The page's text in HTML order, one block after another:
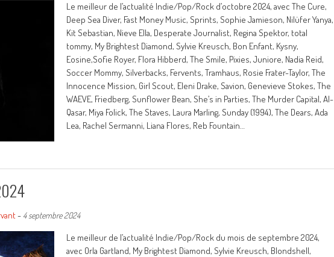
Le meilleur de l’actualité Indie/Pop/Rock d’octobre 2024, avec The Cure,
Deep Sea Diver, Fast Money Music, Sprints, Sophie Jamieson, Nilüfer Yanya,
Kit Sebastian, Nieve Ella, Desperate Journalist, Regina Spektor, total
tommy, My Brightest Diamond, Sylvie Kreusch, Bon Enfant, Kysny,
Eosine,Sofie Royer, Flora Hibberd, The Smile, Pixies, Juniore, Nadia Reid,
Soccer Mommy, Silverbacks, Fervents, Tramhaus, Rosie Frater-Taylor, The
Innocence Mission, Girl Scout, Eleni Drake, Savion, Genevieve Stokes, The
WAEVE, Friedberg, Sunflower Bean, She’s in Parties, The Murder Capital, Al-
Qasar, Miya Folick, The Staves, Laura Marling, Sunday (1994), The Dears, Ada
Lea, Rachel Sermanni, Liana Flores, Reb Fountain…
- 4 septembre 2024
Le meilleur de l’actualité Indie/Pop/Rock du mois de septembre 2024,
avec Orla Gartland, My Brightest Diamond, Sylvie Kreusch, Blondshell,